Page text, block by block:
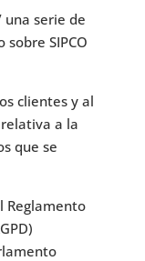
serie de
SIPCO
clientes y al
a la
que se
Reglamento